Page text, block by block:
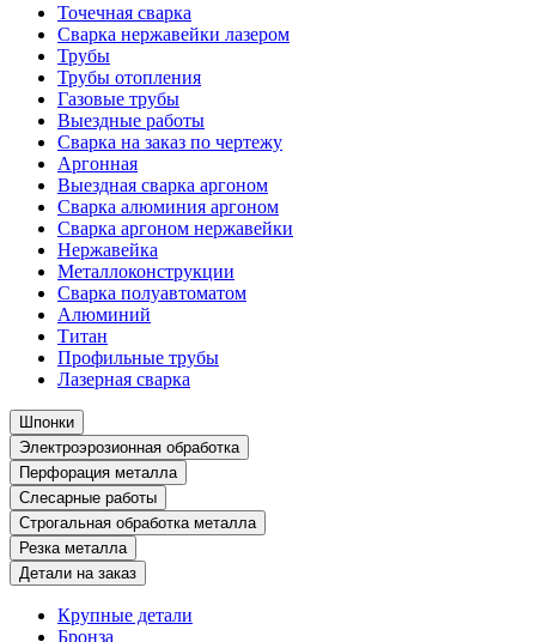
Точечная сварка
Сварка нержавейки лазером
Трубы
Трубы отопления
Газовые трубы
Выездные работы
Сварка на заказ по чертежу
Аргонная
Выездная сварка аргоном
Сварка алюминия аргоном
Сварка аргоном нержавейки
Нержавейка
Металлоконструкции
Сварка полуавтоматом
Алюминий
Титан
Профильные трубы
Лазерная сварка
Шпонки
Электроэрозионная обработка
Перфорация металла
Слесарные работы
Строгальная обработка металла
Резка металла
Детали на заказ
Крупные детали
Бронза